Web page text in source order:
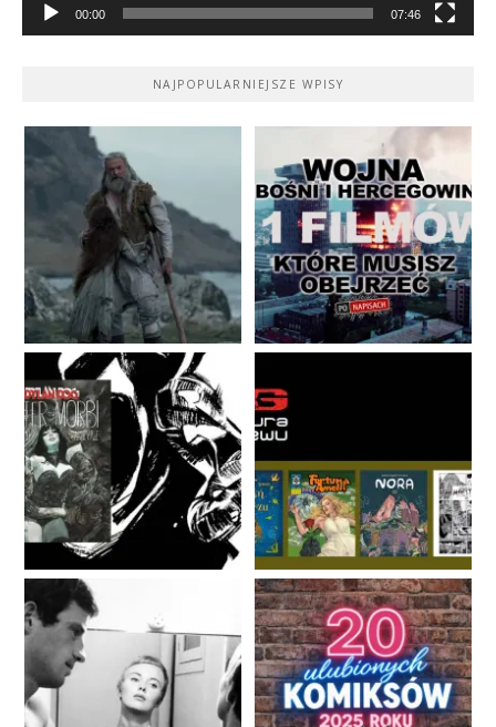
00:00 07:46
NAJPOPULARNIEJSZE WPISY